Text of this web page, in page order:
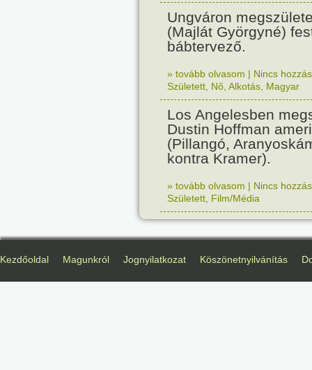
Ungváron
(Majlát Györgyné)
bábtervező.
» tovább olvasom | Nincs
Született Nő Alkotás Magyar
Los Angelesben
Dustin Hoffman
(Pillangó,
kontra Kramer).
» tovább olvasom | Nincs
Született Film/Média
Kezdőoldal Magunkról Jognyilatkozat Köszönetnyilvánítás